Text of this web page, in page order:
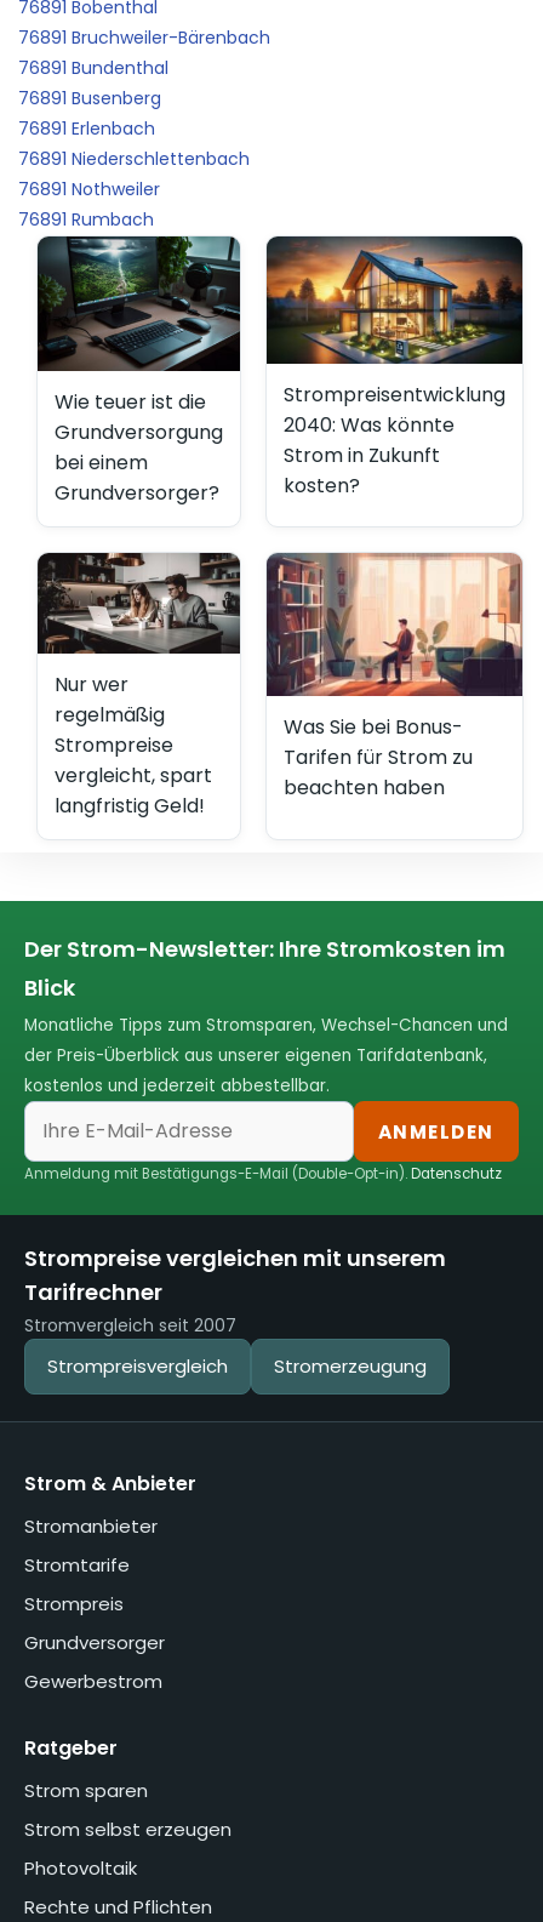
76891 Bobenthal
76891 Bruchweiler-Bärenbach
76891 Bundenthal
76891 Busenberg
76891 Erlenbach
76891 Niederschlettenbach
76891 Nothweiler
76891 Rumbach
Wie teuer ist die
Grundversorgung
bei einem
Grundversorger?
Strompreisentwicklung
2040: Was könnte
Strom in Zukunft
kosten?
Nur wer
regelmäßig
Strompreise
vergleicht, spart
langfristig Geld!
Was Sie bei Bonus-
Tarifen für Strom zu
beachten haben
Der Strom-Newsletter: Ihre Stromkosten im
Blick
Monatliche Tipps zum Stromsparen, Wechsel-Chancen und
der Preis-Überblick aus unserer eigenen Tarifdatenbank,
kostenlos und jederzeit abbestellbar.
ANMELDEN
Anmeldung mit Bestätigungs-E-Mail (Double-Opt-in).Datenschutz
Strompreise vergleichen mit unserem
Tarifrechner
Stromvergleich seit 2007
Strompreisvergleich Stromerzeugung
Strom & Anbieter
Stromanbieter
Stromtarife
Strompreis
Grundversorger
Gewerbestrom
Ratgeber
Strom sparen
Strom selbst erzeugen
Photovoltaik
Rechte und Pflichten